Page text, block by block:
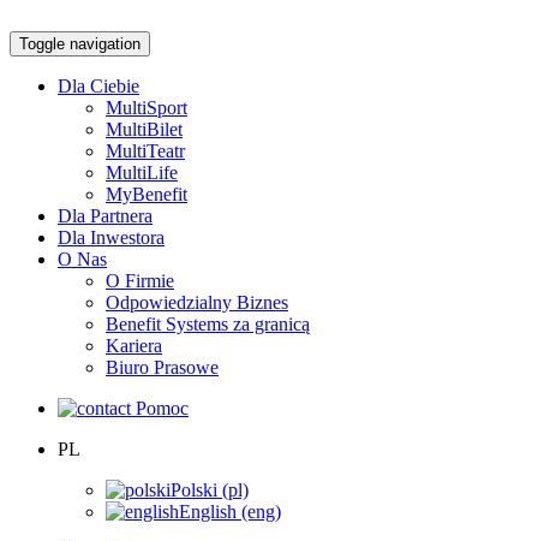
Toggle navigation
Dla Ciebie
MultiSport
MultiBilet
MultiTeatr
MultiLife
MyBenefit
Dla Partnera
Dla Inwestora
O Nas
O Firmie
Odpowiedzialny Biznes
Benefit Systems za granicą
Kariera
Biuro Prasowe
Pomoc
PL
Polski (pl)
English (eng)